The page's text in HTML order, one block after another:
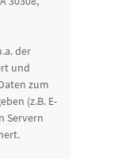
der
und
zum
(z.B. E-
Servern